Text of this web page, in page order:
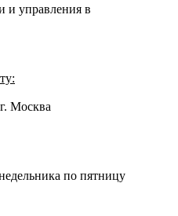
управления в
Москва
по пятницу